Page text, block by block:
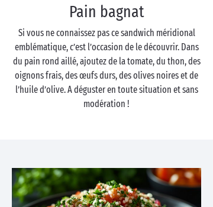
Pain bagnat
Si vous ne connaissez pas ce sandwich méridional
emblématique, c’est l’occasion de le découvrir. Dans
du pain rond aillé, ajoutez de la tomate, du thon, des
oignons frais, des œufs durs, des olives noires et de
l’huile d’olive. A déguster en toute situation et sans
modération !